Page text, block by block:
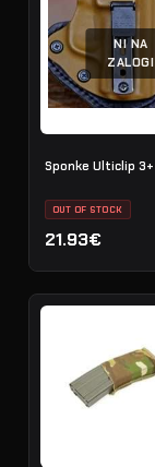
NI NA
ZALOGI
Sponke Ulticlip 3+
OUT OF STOCK
21.93€